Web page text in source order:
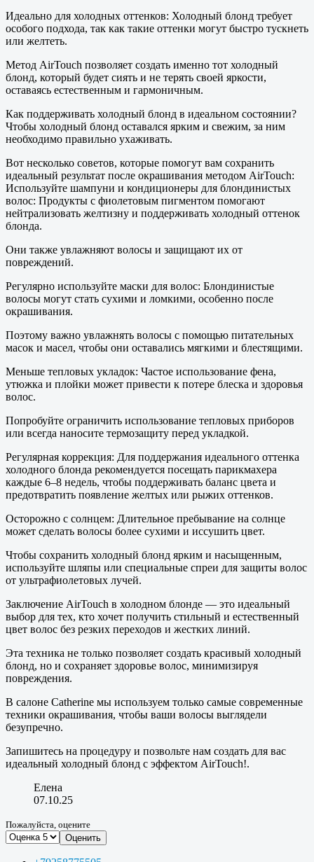
Идеально для холодных оттенков: Холодный блонд требует
особого подхода, так как такие оттенки могут быстро тускнеть
или желтеть.
Метод AirTouch позволяет создать именно тот холодный
блонд, который будет сиять и не терять своей яркости,
оставаясь естественным и гармоничным.
Как поддерживать холодный блонд в идеальном состоянии?
Чтобы холодный блонд оставался ярким и свежим, за ним
необходимо правильно ухаживать.
Вот несколько советов, которые помогут вам сохранить
идеальный результат после окрашивания методом AirTouch:
Используйте шампуни и кондиционеры для блондинистых
волос: Продукты с фиолетовым пигментом помогают
нейтрализовать желтизну и поддерживать холодный оттенок
блонда.
Они также увлажняют волосы и защищают их от
повреждений.
Регулярно используйте маски для волос: Блондинистые
волосы могут стать сухими и ломкими, особенно после
окрашивания.
Поэтому важно увлажнять волосы с помощью питательных
масок и масел, чтобы они оставались мягкими и блестящими.
Меньше тепловых укладок: Частое использование фена,
утюжка и плойки может привести к потере блеска и здоровья
волос.
Попробуйте ограничить использование тепловых приборов
или всегда наносите термозащиту перед укладкой.
Регулярная коррекция: Для поддержания идеального оттенка
холодного блонда рекомендуется посещать парикмахера
каждые 6–8 недель, чтобы поддерживать баланс цвета и
предотвратить появление желтых или рыжих оттенков.
Осторожно с солнцем: Длительное пребывание на солнце
может сделать волосы более сухими и иссушить цвет.
Чтобы сохранить холодный блонд ярким и насыщенным,
используйте шляпы или специальные спреи для защиты волос
от ультрафиолетовых лучей.
Заключение AirTouch в холодном блонде — это идеальный
выбор для тех, кто хочет получить стильный и естественный
цвет волос без резких переходов и жестких линий.
Эта техника не только позволяет создать красивый холодный
блонд, но и сохраняет здоровье волос, минимизируя
повреждения.
В салоне Catherine мы используем только самые современные
техники окрашивания, чтобы ваши волосы выглядели
безупречно.
Запишитесь на процедуру и позвольте нам создать для вас
идеальный холодный блонд с эффектом AirTouch!.
Елена
07.10.25
Пожалуйста, оцените
Оценить